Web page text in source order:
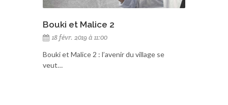
Bouki et Malice 2
18 févr. 2019 à 11:00
Bouki et Malice 2 : l’avenir du village se
veut…